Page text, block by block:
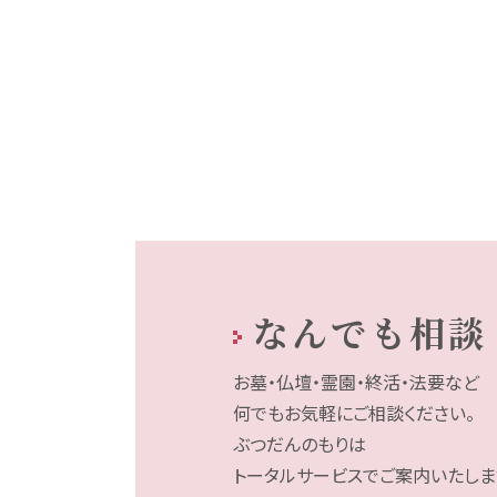
なんでも相談
お墓・仏壇・霊園・終活・法要など
何でもお気軽にご相談ください。
ぶつだんのもりは
トータルサービスでご案内いたしま